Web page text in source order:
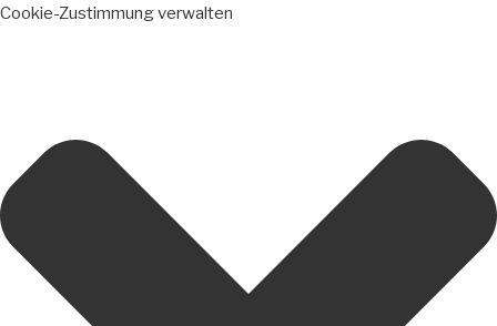
Cookie-Zustimmung verwalten